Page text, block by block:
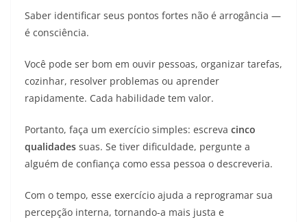
Saber identificar seus pontos fortes não é arrogância —
é consciência.
Você pode ser bom em ouvir pessoas, organizar tarefas,
cozinhar, resolver problemas ou aprender
rapidamente. Cada habilidade tem valor.
Portanto, faça um exercício simples: escreva cinco
qualidades suas. Se tiver dificuldade, pergunte a
alguém de confiança como essa pessoa o descreveria.
Com o tempo, esse exercício ajuda a reprogramar sua
percepção interna, tornando-a mais justa e